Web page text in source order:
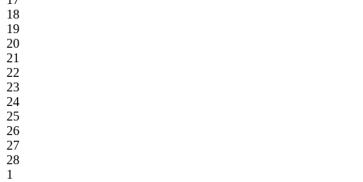
18
19
20
21
22
23
24
25
26
27
28
1